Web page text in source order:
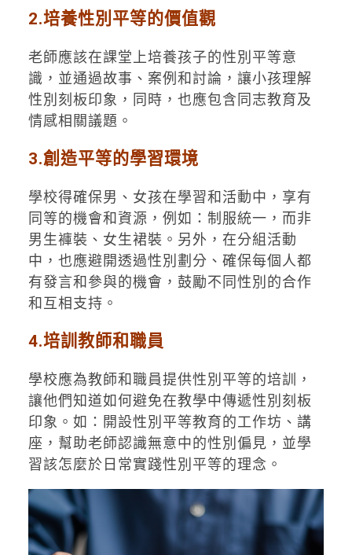
2.培養性別平等的價值觀
老師應該在課堂上培養孩子的性別平等意
識，並通過故事、案例和討論，讓小孩理解
性別刻板印象，同時，也應包含同志教育及
情感相關議題。
3.創造平等的學習環境
學校得確保男、女孩在學習和活動中，享有
同等的機會和資源，例如：制服統一，而非
男生褲裝、女生裙裝。另外，在分組活動
中，也應避開透過性別劃分、確保每個人都
有發言和參與的機會，鼓勵不同性別的合作
和互相支持。
4.培訓教師和職員
學校應為教師和職員提供性別平等的培訓，
讓他們知道如何避免在教學中傳遞性別刻板
印象。如：開設性別平等教育的工作坊、講
座，幫助老師認識無意中的性別偏見，並學
習該怎麼於日常實踐性別平等的理念。